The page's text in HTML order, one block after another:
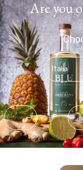
Are you
Day